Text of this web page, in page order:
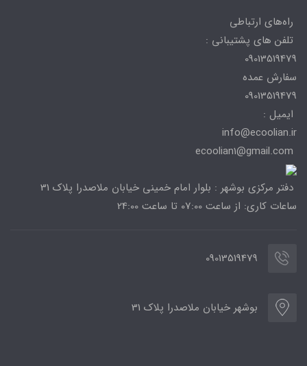
راه‌های ارتباطی
تلفن های پشتیبانی :
09013519479
سفارش عمده
09013519479
ایمیل :
info@ecoolian.ir
دفتر مرکزی بوشهر : بلوار امام خمینی خیابان ملاصدرا پلاک 31
ساعات کاری: از ساعت 07:00 تا ساعت 24:00
09013519479
بوشهر خیابان ملاصدرا پلاک 31